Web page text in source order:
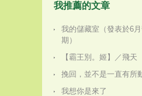
我推薦的文章
我的儲藏室（發表於6
期）
【霸王別。姬】／飛天
挽回，並不是一直有所
我想你是來了